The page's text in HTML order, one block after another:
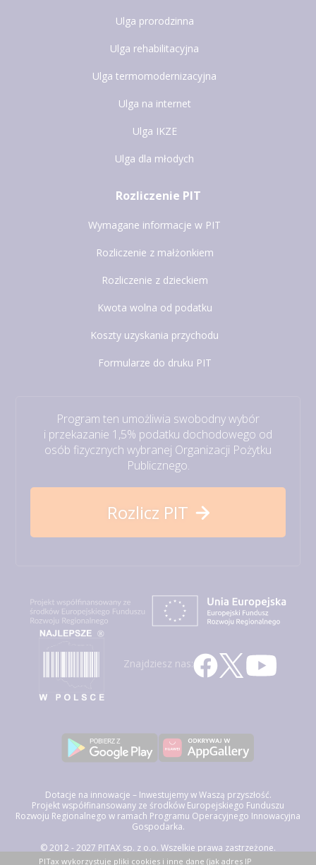
Ulga prorodzinna
Ulga rehabilitacyjna
Ulga termomodernizacyjna
Ulga na internet
Ulga IKZE
Ulga dla młodych
Rozliczenie PIT
Wymagane informacje w PIT
Rozliczenie z małżonkiem
Rozliczenie z dzieckiem
Kwota wolna od podatku
Koszty uzyskania przychodu
Formularze do druku PIT
Program ten umożliwia swobodny wybór
i przekazanie 1,5% podatku dochodowego od
osób fizycznych wybranej Organizacji Pożytku
Publicznego.
Rozlicz PIT
Znajdziesz nas:
Dotacje na innowacje – Inwestujemy w Waszą przyszłość.
Projekt współfinansowany ze środków Europejskiego Funduszu
Rozwoju Regionalnego w ramach Programu Operacyjnego Innowacyjna
Gospodarka.
© 2012 - 2027 PITAX sp. z o.o. Wszelkie prawa zastrzeżone.
Korzystając z niniejszego serwisu akceptujeszRegulamin Świadczenia
PITax wykorzystuje pliki cookies i inne dane (jak adres IP